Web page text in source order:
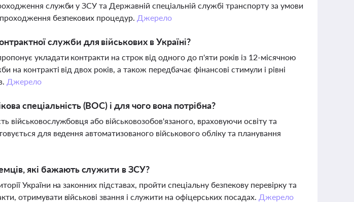
служби у ЗСУ та Державній спеціальній службі транспорту за умови
безпекових процедур. Джерело
служби для військових в Україні?
укладати контракти на строк від одного до п'яти років із 12-місячною
на контракті від двох років, а також передбачає фінансові стимули і рівні
Джерело
спеціальність (ВОС) і для чого вона потрібна?
військовослужбовця або військовозобов'язаного, враховуючи освіту та
для ведення автоматизованого військового обліку та планування
які бажають служити в ЗСУ?
України на законних підставах, пройти спеціальну безпекову перевірку та
отримувати військові звання і служити на офіцерських посадах. Джерело